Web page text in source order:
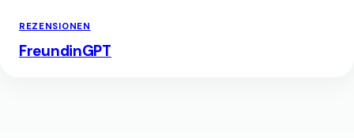
REZENSIONEN
FreundinGPT